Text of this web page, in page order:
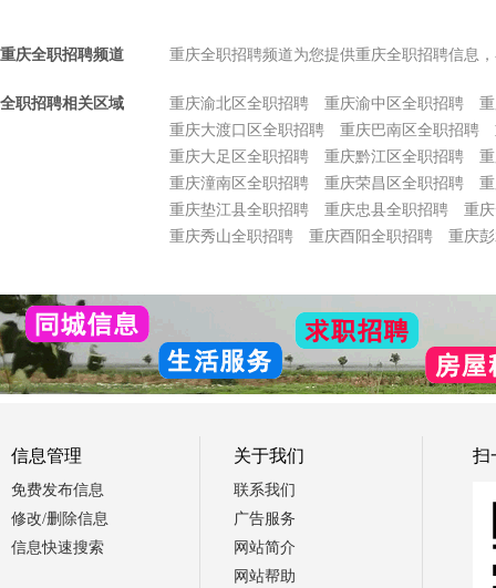
重庆全职招聘频道 重庆全职招聘频道为您提供重庆全职招聘信息
全职招聘相关区域 重庆渝北区全职招聘 重庆渝中区全职招聘
重庆大渡口区全职招聘
重庆巴南区全职招聘
重庆大足区全职招聘
重庆黔江区全职招聘
重庆潼南区全职招聘
重庆荣昌区全职招聘
重庆垫江县全职招聘
重庆忠县全职招聘
重
重庆秀山全职招聘
重庆酉阳全职招聘 重庆
信息管理
免费发布信息
修改/删除信息
信息快速搜索
关于我们
联系我们
广告服务
网站简介
网站帮助
扫